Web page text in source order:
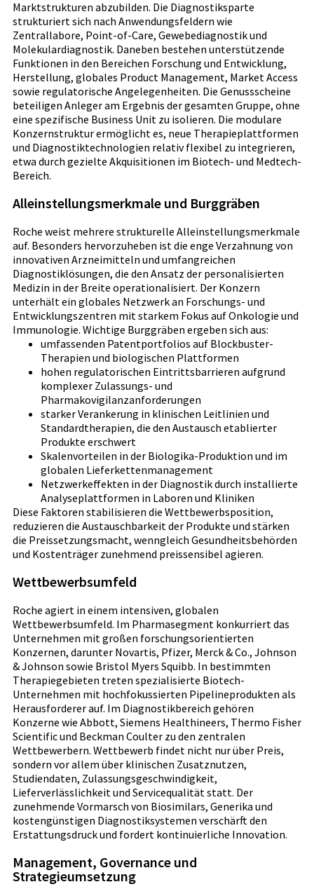
Marktstrukturen abzubilden. Die Diagnostiksparte
strukturiert sich nach Anwendungsfeldern wie
Zentrallabore, Point-of-Care, Gewebediagnostik und
Molekulardiagnostik. Daneben bestehen unterstützende
Funktionen in den Bereichen Forschung und Entwicklung,
Herstellung, globales Product Management, Market Access
sowie regulatorische Angelegenheiten. Die Genussscheine
beteiligen Anleger am Ergebnis der gesamten Gruppe, ohne
eine spezifische Business Unit zu isolieren. Die modulare
Konzernstruktur ermöglicht es, neue Therapieplattformen
und Diagnostiktechnologien relativ flexibel zu integrieren,
etwa durch gezielte Akquisitionen im Biotech- und Medtech-
Bereich.
Alleinstellungsmerkmale und Burggräben
Roche weist mehrere strukturelle Alleinstellungsmerkmale
auf. Besonders hervorzuheben ist die enge Verzahnung von
innovativen Arzneimitteln und umfangreichen
Diagnostiklösungen, die den Ansatz der personalisierten
Medizin in der Breite operationalisiert. Der Konzern
unterhält ein globales Netzwerk an Forschungs- und
Entwicklungszentren mit starkem Fokus auf Onkologie und
Immunologie. Wichtige Burggräben ergeben sich aus:
umfassenden Patentportfolios auf Blockbuster-
Therapien und biologischen Plattformen
hohen regulatorischen Eintrittsbarrieren aufgrund
komplexer Zulassungs- und
Pharmakovigilanzanforderungen
starker Verankerung in klinischen Leitlinien und
Standardtherapien, die den Austausch etablierter
Produkte erschwert
Skalenvorteilen in der Biologika-Produktion und im
globalen Lieferkettenmanagement
Netzwerkeffekten in der Diagnostik durch installierte
Analyseplattformen in Laboren und Kliniken
Diese Faktoren stabilisieren die Wettbewerbsposition,
reduzieren die Austauschbarkeit der Produkte und stärken
die Preissetzungsmacht, wenngleich Gesundheitsbehörden
und Kostenträger zunehmend preissensibel agieren.
Wettbewerbsumfeld
Roche agiert in einem intensiven, globalen
Wettbewerbsumfeld. Im Pharmasegment konkurriert das
Unternehmen mit großen forschungsorientierten
Konzernen, darunter Novartis, Pfizer, Merck & Co., Johnson
& Johnson sowie Bristol Myers Squibb. In bestimmten
Therapiegebieten treten spezialisierte Biotech-
Unternehmen mit hochfokussierten Pipelineprodukten als
Herausforderer auf. Im Diagnostikbereich gehören
Konzerne wie Abbott, Siemens Healthineers, Thermo Fisher
Scientific und Beckman Coulter zu den zentralen
Wettbewerbern. Wettbewerb findet nicht nur über Preis,
sondern vor allem über klinischen Zusatznutzen,
Studiendaten, Zulassungsgeschwindigkeit,
Lieferverlässlichkeit und Servicequalität statt. Der
zunehmende Vormarsch von Biosimilars, Generika und
kostengünstigen Diagnostiksystemen verschärft den
Erstattungsdruck und fordert kontinuierliche Innovation.
Management, Governance und
Strategieumsetzung